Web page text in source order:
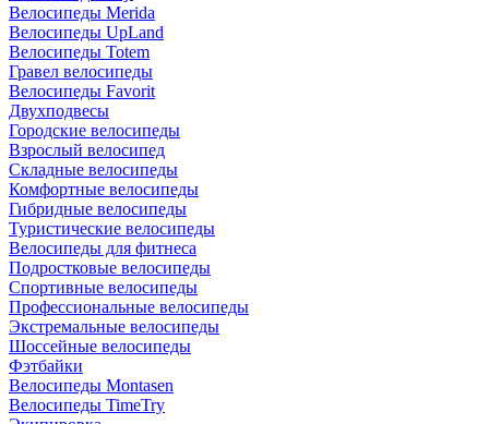
Велосипеды Merida
Велосипеды UpLand
Велосипеды Totem
Гравел велосипеды
Велосипеды Favorit
Двухподвесы
Городские велосипеды
Взрослый велосипед
Складные велосипеды
Комфортные велосипеды
Гибридные велосипеды
Туристические велосипеды
Велосипеды для фитнеса
Подростковые велосипеды
Спортивные велосипеды
Профессиональные велосипеды
Экстремальные велосипеды
Шоссейные велосипеды
Фэтбайки
Велосипеды Montasen
Велосипеды TimeTry